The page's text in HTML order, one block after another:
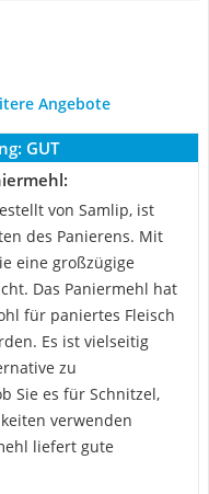
Angebote
GUT
von Samlip, ist
des Panierens. Mit
eine großzügige
Das Paniermehl hat
für paniertes Fleisch
Es ist vielseitig
zu
Sie es für Schnitzel,
verwenden
liefert gute